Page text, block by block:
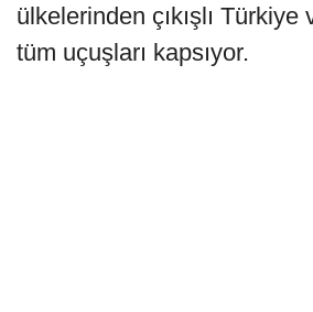
ülkelerinden çıkışlı Türkiye
tüm uçuşları kapsıyor.